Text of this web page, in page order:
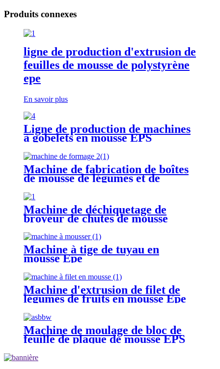
Produits connexes
ligne de production d'extrusion de
feuilles de mousse de polystyrène
epe
En savoir plus
Ligne de production de machines
à gobelets en mousse EPS
Machine de fabrication de boîtes
de mousse de légumes et de
Machine de déchiquetage de
broyeur de chutes de mousse
d'éponge de rebut
Machine à tige de tuyau en
mousse Epe
Machine d'extrusion de filet de
légumes de fruits en mousse Epe
Machine de moulage de bloc de
feuille de plaque de mousse EPS